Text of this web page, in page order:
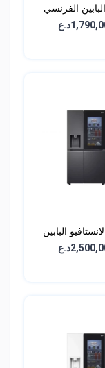
الفرنسي
البابين